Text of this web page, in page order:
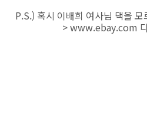
P.S.) 혹시 이배희 여사님 댁을
> www.ebay.com